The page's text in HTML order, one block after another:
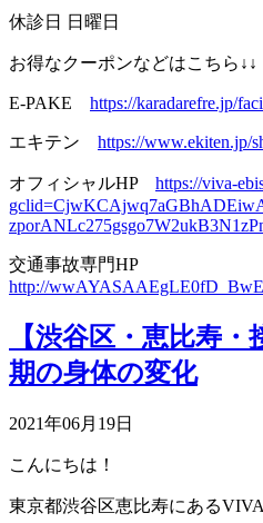
休診日 日曜日
お得なクーポンなどはこちら↓↓
E-PAKE https://karadarefre.jp/
エキテン https://www.ekiten.jp/
オフィシャルHP https://viva-
交通事故専門HP
http://
【渋谷区・恵比寿
期の身体の変化
2021年06月19日
こんにちは！
東京都渋谷区恵比寿にある